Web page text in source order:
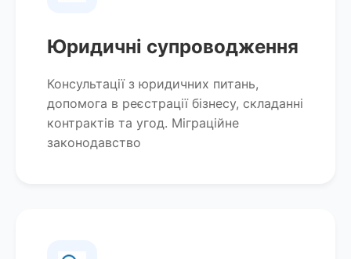
Юридичні супроводження
Консультації з юридичних питань,
допомога в реєстрації бізнесу, складанні
контрактів та угод. Міграційне
законодавство